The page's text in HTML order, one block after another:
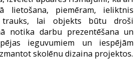
lietošana, piemēram, ieliktnis
lai objekts būtu droši
notika darbu prezentēšana un
ieguvumiem un iespējām
skolēnu dizaina projektos.